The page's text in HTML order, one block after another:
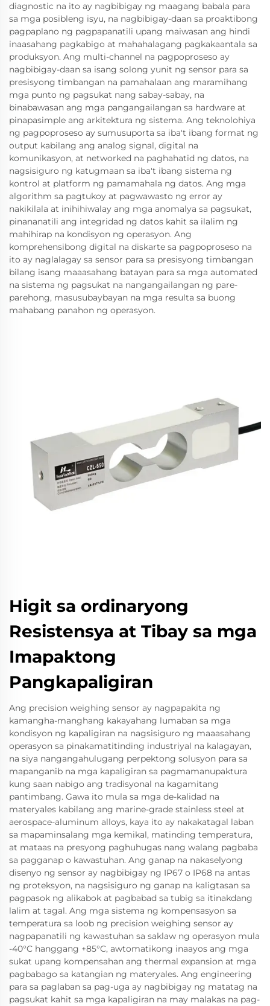
diagnostic na ito ay nagbibigay ng maagang babala para
sa mga posibleng isyu, na nagbibigay-daan sa proaktibong
pagpaplano ng pagpapanatili upang maiwasan ang hindi
inaasahang pagkabigo at mahahalagang pagkakaantala sa
produksyon. Ang multi-channel na pagpoproseso ay
nagbibigay-daan sa isang solong yunit ng sensor para sa
presisyong timbangan na pamahalaan ang maramihang
mga punto ng pagsukat nang sabay-sabay, na
binabawasan ang mga pangangailangan sa hardware at
pinapasimple ang arkitektura ng sistema. Ang teknolohiya
ng pagpoproseso ay sumusuporta sa iba't ibang format ng
output kabilang ang analog signal, digital na
komunikasyon, at networked na paghahatid ng datos, na
nagsisiguro ng katugmaan sa iba't ibang sistema ng
kontrol at platform ng pamamahala ng datos. Ang mga
algorithm sa pagtukoy at pagwawasto ng error ay
nakikilala at inihihiwalay ang mga anomalya sa pagsukat,
pinananatili ang integridad ng datos kahit sa ilalim ng
mahihirap na kondisyon ng operasyon. Ang
komprehensibong digital na diskarte sa pagpoproseso na
ito ay naglalagay sa sensor para sa presisyong timbangan
bilang isang maaasahang batayan para sa mga automated
na sistema ng pagsukat na nangangailangan ng pare-
parehong, masusubaybayan na mga resulta sa buong
mahabang panahon ng operasyon.
Higit sa ordinaryong
Resistensya at Tibay sa mga
Imapaktong
Pangkapaligiran
Ang precision weighing sensor ay nagpapakita ng
kamangha-manghang kakayahang lumaban sa mga
kondisyon ng kapaligiran na nagsisiguro ng maaasahang
operasyon sa pinakamatitinding industriyal na kalagayan,
na siya nangangahulugang perpektong solusyon para sa
mapanganib na mga kapaligiran sa pagmamanupaktura
kung saan nabigo ang tradisyonal na kagamitang
pantimbang. Gawa ito mula sa mga de-kalidad na
materyales kabilang ang marine-grade stainless steel at
aerospace-aluminum alloys, kaya ito ay nakakatagal laban
sa mapaminsalang mga kemikal, matinding temperatura,
at mataas na presyong paghuhugas nang walang pagbaba
sa pagganap o kawastuhan. Ang ganap na nakaselyong
disenyo ng sensor ay nagbibigay ng IP67 o IP68 na antas
ng proteksyon, na nagsisiguro ng ganap na kaligtasan sa
pagpasok ng alikabok at pagbabad sa tubig sa itinakdang
lalim at tagal. Ang mga sistema ng kompensasyon sa
temperatura sa loob ng precision weighing sensor ay
nagpapanatili ng kawastuhan sa saklaw ng operasyon mula
-40°C hanggang +85°C, awtomatikong inaayos ang mga
sukat upang kompensahan ang thermal expansion at mga
pagbabago sa katangian ng materyales. Ang engineering
para sa paglaban sa pag-uga ay nagbibigay ng matatag na
pagsukat kahit sa mga kapaligiran na may malakas na pag-